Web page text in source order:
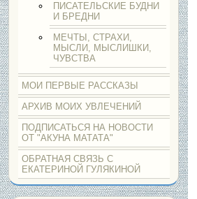
ПИСАТЕЛЬСКИЕ БУДНИ
И БРЕДНИ
МЕЧТЫ, СТРАХИ,
МЫСЛИ, МЫСЛИШКИ,
ЧУВСТВА
МОИ ПЕРВЫЕ РАССКАЗЫ
АРХИВ МОИХ УВЛЕЧЕНИЙ
ПОДПИСАТЬСЯ НА НОВОСТИ
ОТ "АКУНА МАТАТА"
ОБРАТНАЯ СВЯЗЬ С
ЕКАТЕРИНОЙ ГУЛЯКИНОЙ